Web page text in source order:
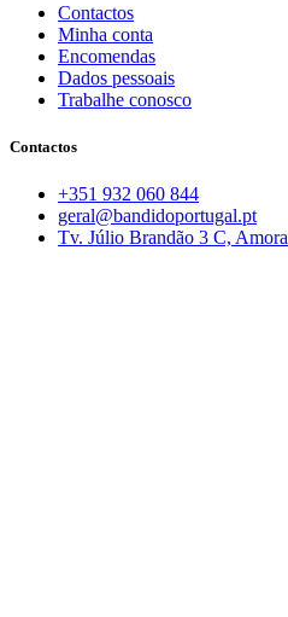
Contactos
Minha conta
Encomendas
Dados pessoais
Trabalhe conosco
Contactos
+351 932 060 844
geral@bandidoportugal.pt
Tv. Júlio Brandão 3 C, Amora